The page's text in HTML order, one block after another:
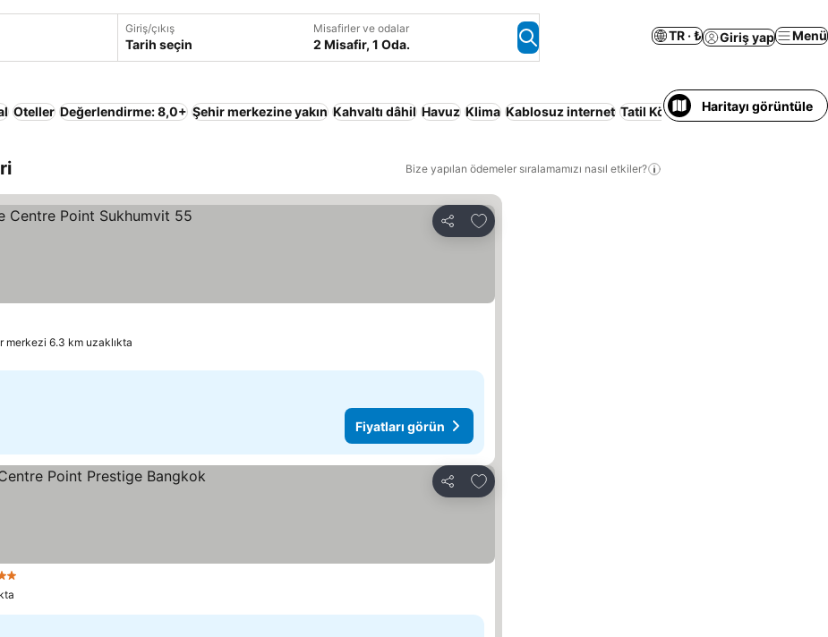
Giriş/çıkış
Tarih seçin
Misafirler ve odalar
2 Misafir, 1 Oda.
TR · ₺ Giriş yap Menü
Oteller Değerlendirme: 8,0+ Şehir merkezine yakın Kahvaltı dâhil Havuz Klima Kablosuz internet Tatil Köyü Konaklama Hizmeti
Haritayı görüntüle
Bize yapılan ödemeler sıralamamızı nasıl etkiler?
Paylaş
Favorilerime ekle
merkezi 6.3 km uzaklıkta
Fiyatları görün
Paylaş
Favorilerime ekle